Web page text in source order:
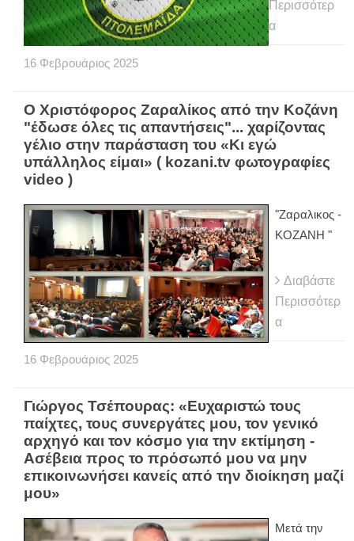
Περισσότερ
α
16 Φεβρουάριος 2025
Ο Χριστόφορος Ζαραλίκος από την Κοζάνη
"έδωσε όλες τις απαντήσεις"... χαρίζοντας
γέλιο στην παράσταση του «Κι εγώ
υπάλληλος είμαι» ( kozani.tv φωτογραφίες
video )
"Ζαραλικος -
ΚΟΖΑΝΗ "
Διαβάστε
Περισσότερ
α
16 Φεβρουάριος 2025
Γιώργος Τσέπουρας: «Ευχαριστώ τους
παίχτες, τους συνεργάτες μου, τον γενικό
αρχηγό και τον κόσμο για την εκτίμηση -
Ασέβεια προς το πρόσωπό μου να μην
επικοινωνήσει κανείς από την διοίκηση μαζί
μου»
Μετά την